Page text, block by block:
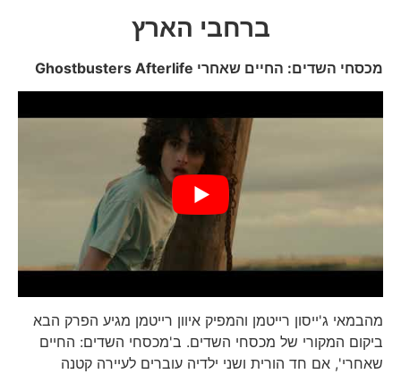
ברחבי הארץ
מכסחי השדים: החיים שאחריGhostbusters Afterlife
מהבמאי ג'ייסון רייטמן והמפיק איוון רייטמן מגיע הפרק הבא
ביקום המקורי של מכסחי השדים. ב'מכסחי השדים: החיים
שאחרי', אם חד הורית ושני ילדיה עוברים לעיירה קטנה